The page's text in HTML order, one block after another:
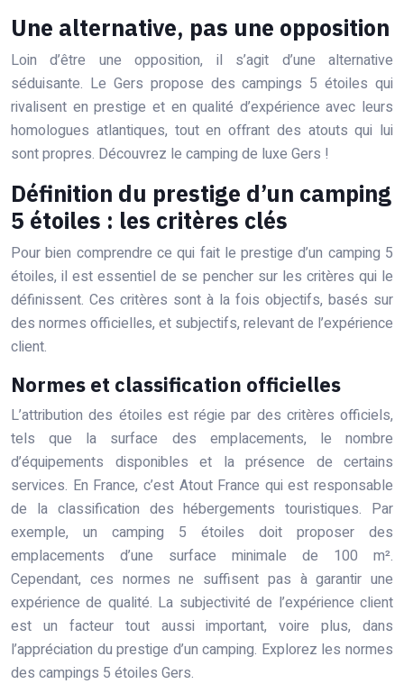
Une alternative, pas une opposition
Loin d’être une opposition, il s’agit d’une alternative
séduisante. Le Gers propose des campings 5 étoiles qui
rivalisent en prestige et en qualité d’expérience avec leurs
homologues atlantiques, tout en offrant des atouts qui lui
sont propres. Découvrez le camping de luxe Gers !
Définition du prestige d’un camping
5 étoiles : les critères clés
Pour bien comprendre ce qui fait le prestige d’un camping 5
étoiles, il est essentiel de se pencher sur les critères qui le
définissent. Ces critères sont à la fois objectifs, basés sur
des normes officielles, et subjectifs, relevant de l’expérience
client.
Normes et classification officielles
L’attribution des étoiles est régie par des critères officiels,
tels que la surface des emplacements, le nombre
d’équipements disponibles et la présence de certains
services. En France, c’est Atout France qui est responsable
de la classification des hébergements touristiques. Par
exemple, un camping 5 étoiles doit proposer des
emplacements d’une surface minimale de 100 m².
Cependant, ces normes ne suffisent pas à garantir une
expérience de qualité. La subjectivité de l’expérience client
est un facteur tout aussi important, voire plus, dans
l’appréciation du prestige d’un camping. Explorez les normes
des campings 5 étoiles Gers.